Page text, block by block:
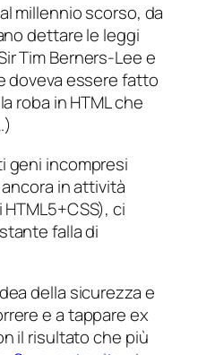
millennio scorso, da
dettare le leggi
Tim Berners-Lee e
doveva essere fatto
roba in HTML che
geni incompresi
in attività
ci
falla di
della sicurezza e
e a tappareex
il risultato che più